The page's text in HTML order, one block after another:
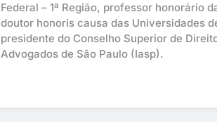
Federal – 1ª Região, professor honorário
doutor honoris causa das Universidades
presidente do Conselho Superior de
Advogados de São Paulo (Iasp).